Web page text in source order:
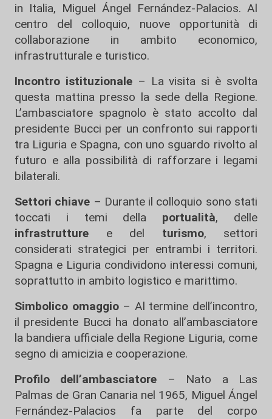
in Italia, Miguel Ángel Fernández-Palacios. Al
centro del colloquio, nuove opportunità di
collaborazione in ambito economico,
infrastrutturale e turistico.
Incontro istituzionale– La visita si è svolta
questa mattina presso la sede della Regione.
L’ambasciatore spagnolo è stato accolto dal
presidente Bucci per un confronto sui rapporti
tra Liguria e Spagna, con uno sguardo rivolto al
futuro e alla possibilità di rafforzare i legami
bilaterali.
Settori chiave – Durante il colloquio sono stati
toccati i temi della portualità, delle
infrastrutture e del turismo, settori
considerati strategici per entrambi i territori.
Spagna e Liguria condividono interessi comuni,
soprattutto in ambito logistico e marittimo.
Simbolico omaggio– Al termine dell’incontro,
il presidente Bucci ha donato all’ambasciatore
la bandiera ufficiale della Regione Liguria, come
segno di amicizia e cooperazione.
Profilo dell’ambasciatore – Nato a Las
Palmas de Gran Canaria nel 1965, Miguel Ángel
Fernández-Palacios fa parte del corpo